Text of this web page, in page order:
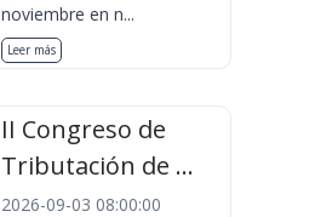
noviembre en n...
Leer más
II Congreso de
Tributación de ...
2026-09-03 08:00:00